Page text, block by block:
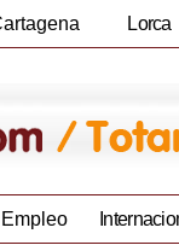
Lorca
Empleo